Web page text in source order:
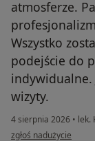
atmosferze.
Wszystko
podejście do
indywidualne.
wizyty.
4 sierpnia 2026 • lek.
w opinii użytkownika
zgłoś nadużycie